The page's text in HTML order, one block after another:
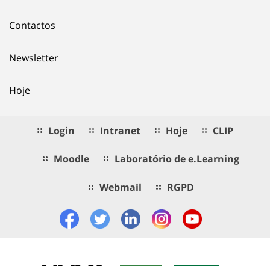
Contactos
Newsletter
Hoje
Login Intranet Hoje CLIP
Moodle Laboratório de e.Learning
Webmail RGPD